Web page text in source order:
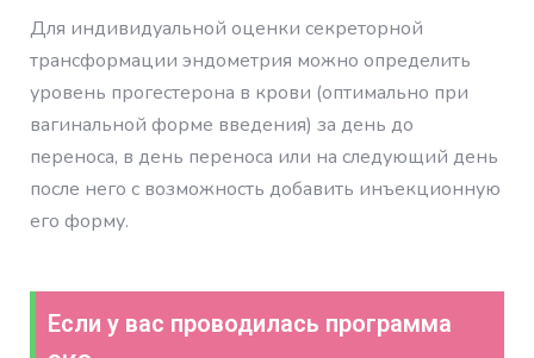
Для индивидуальной оценки секреторной
трансформации эндометрия можно определить
уровень прогестерона в крови (оптимально при
вагинальной форме введения) за день до
переноса, в день переноса или на следующий день
после него с возможность добавить инъекционную
его форму.
Если у вас проводилась программа